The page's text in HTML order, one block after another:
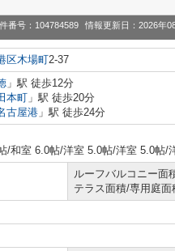
番号：104784589 情報更新日：2026年
区木場町2-37
」駅 徒歩12分
本町 」駅 徒歩20分
古屋港 」駅 徒歩24分
/和室 6.0帖/洋室 5.0帖/洋室 5.0帖/
ルーフバルコニー面
テラス面積/専用庭面